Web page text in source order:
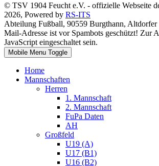
© TSV 1904 Feucht e.V. - offizielle Webseite
2026, Powered by RS-ITS
Abteilung Fußball, 90559 Burgthann, Altdorfer
Mail-Adresse ist vor Spambots geschützt! Zur
JavaScript eingeschaltet sein.
Mobile Menu Toggle
Home
Mannschaften
Herren
1. Mannschaft
2. Mannschaft
FuPa Daten
AH
Großfeld
U19 (A)
U17 (B1)
U16 (B2)